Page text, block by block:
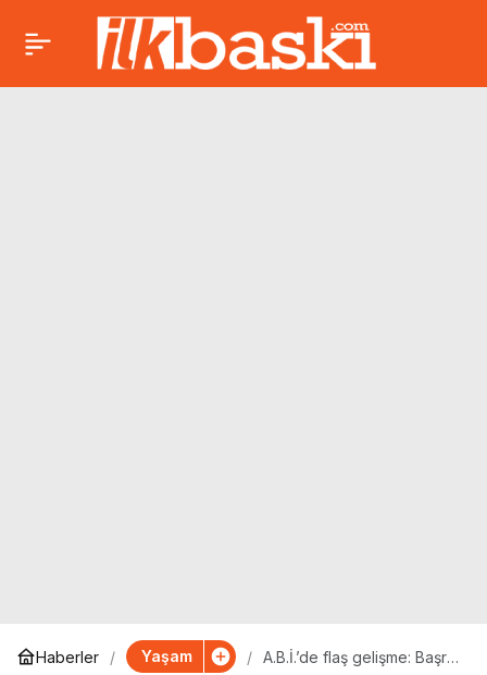
Haberler Yaşam
A.B.İ.’de flaş gelişme: Başrol
A.B.İ.’de flaş gelişme:
Başrol oyuncusu